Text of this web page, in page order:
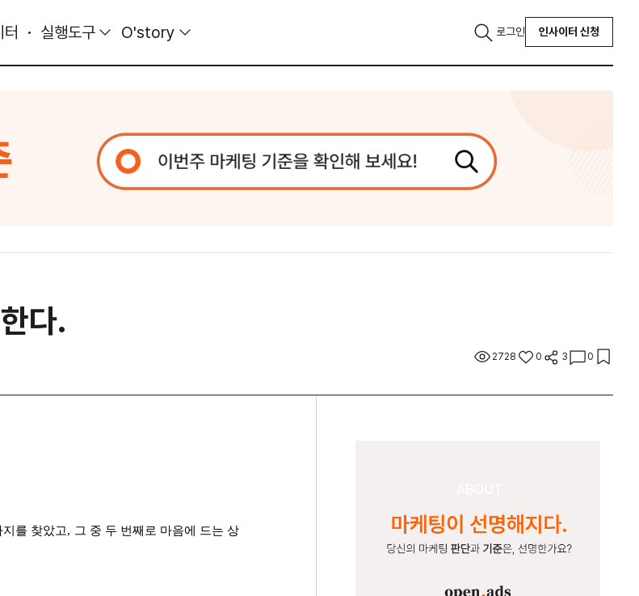
실행도구 O'story 로그인 인사이터 신청
다.
2728 0 3 0
를 찾았고, 그 중 두 번째로 마음에 드는 상